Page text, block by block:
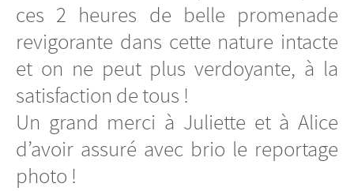
ces 2 heures de belle promenade
revigorante dans cette nature intacte
et on ne peut plus verdoyante, à la
satisfaction de tous !
Un grand merci à Juliette et à Alice
d’avoir assuré avec brio le reportage
photo !